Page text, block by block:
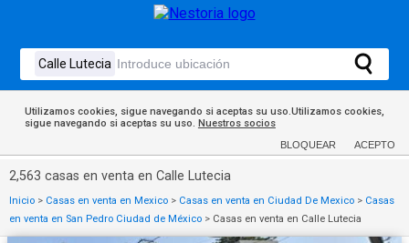
Utilizamos cookies, sigue navegando si aceptas su uso.Utilizamos cookies,
sigue navegando si aceptas su uso. Nuestros socios
BLOQUEAR ACEPTO
2,563 casas en venta en Calle Lutecia
Inicio > Casas en venta en Mexico > Casas en venta en Ciudad De Mexico > Casas
en venta en San Pedro Ciudad de México > Casas en venta en Calle Lutecia